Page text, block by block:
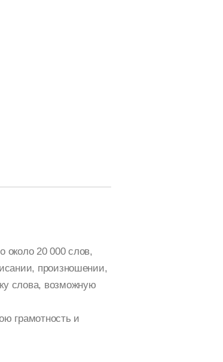
около 20 000 слов,
произношении,
слова, возможную
грамотность и